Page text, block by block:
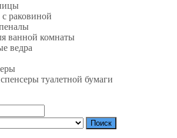
раковиной
ванной комнаты
ведра
туалетной бумаги
Поиск